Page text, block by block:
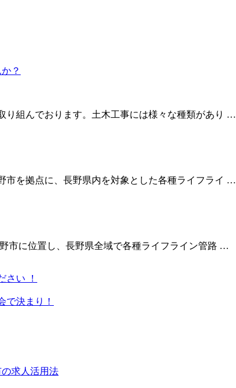
り組んでおります。土木工事には様々な種類があり …
市を拠点に、長野県内を対象とした各種ライフライ …
市に位置し、長野県全域で各種ライフライン管路 …
さい ！
で決まり！
求人活用法